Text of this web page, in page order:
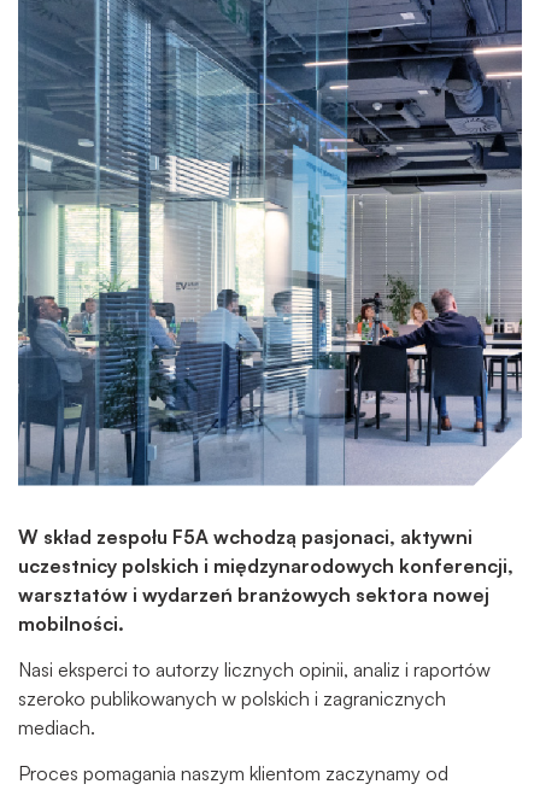
W skład zespołu F5A wchodzą pasjonaci, aktywni
uczestnicy polskich i międzynarodowych konferencji,
warsztatów i wydarzeń branżowych sektora nowej
mobilności.
Nasi eksperci to autorzy licznych opinii, analiz i raportów
szeroko publikowanych w polskich i zagranicznych
mediach.
Proces pomagania naszym klientom zaczynamy od